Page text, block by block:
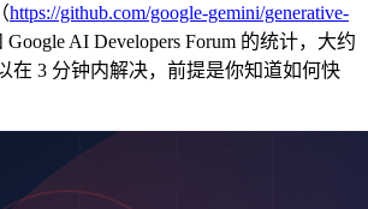
https://github.com/google-gemini/generative-
Google AI Developers Forum 的统计，大约
在 3 分钟内解决，前提是你知道如何快